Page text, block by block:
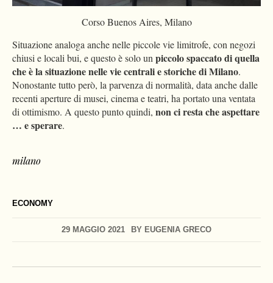
ECONOMY
29 MAGGIO 2021 BY EUGENIA GRECO
Corso Buenos Aires, Milano
Situazione analoga anche nelle piccole vie limitrofe, con negozi
chiusi e locali bui, e questo è solo un piccolo spaccato di quella
che è la situazione nelle vie centrali e storiche di Milano.
Nonostante tutto però, la parvenza di normalità, data anche dalle
recenti aperture di musei, cinema e teatri, ha portato una ventata
di ottimismo. A questo punto quindi, non ci resta che aspettare
… e sperare.
milano